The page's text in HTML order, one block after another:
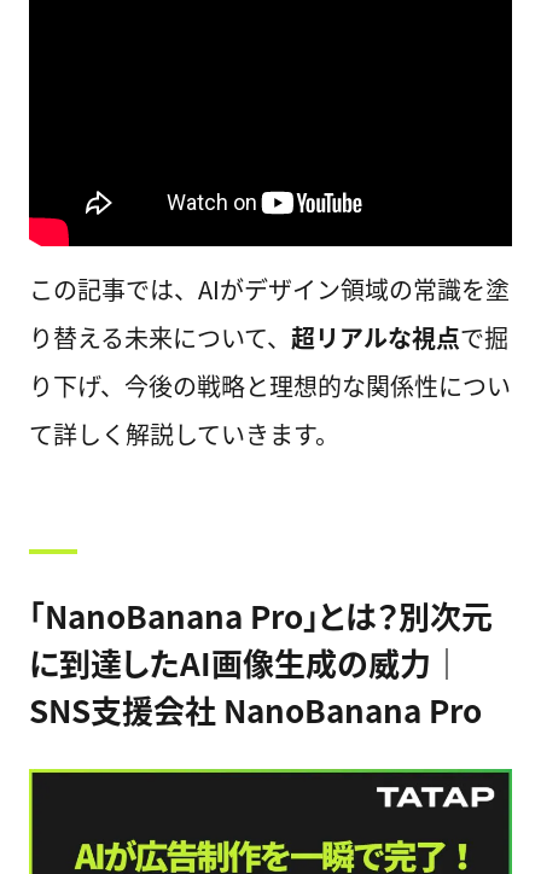
この記事では、AIがデザイン領域の常識を塗
り替える未来について、 超リアルな視点で掘
り下げ、今後の戦略と理想的な関係性につい
て詳しく解説していきます。
「NanoBanana Pro」とは？別次元
に到達したAI画像生成の威力｜
SNS支援会社 NanoBanana Pro